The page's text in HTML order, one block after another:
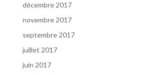
décembre 2017
novembre 2017
septembre 2017
juillet 2017
juin 2017